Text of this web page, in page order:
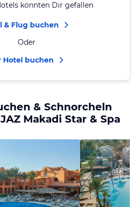
könnten Dir gefallen
& Flug buchen
Oder
Hotel buchen
& Schnorcheln
Makadi Star & Spa